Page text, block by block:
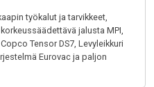
työkalut ja tarvikkeet,
jalusta MPI,
Tensor DS7, Levyleikkuri
Eurovac ja paljon